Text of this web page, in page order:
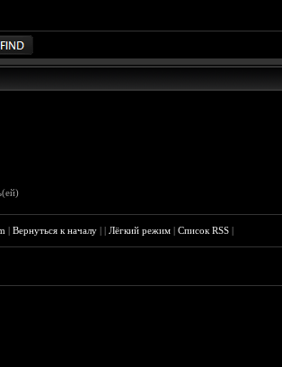
|Вернуться к началу ||Лёгкий режим |Список RSS |